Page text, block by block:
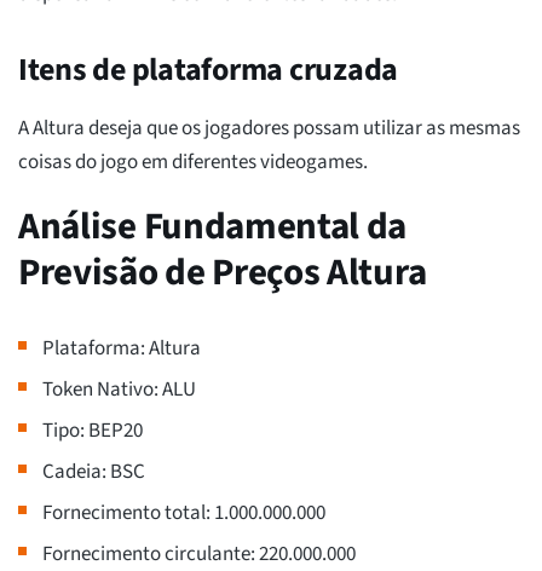
Itens de plataforma cruzada
A Altura deseja que os jogadores possam utilizar as mesmas
coisas do jogo em diferentes videogames.
Análise Fundamental da
Previsão de Preços Altura
Plataforma: Altura
Token Nativo: ALU
Tipo: BEP20
Cadeia: BSC
Fornecimento total: 1.000.000.000
Fornecimento circulante: 220.000.000